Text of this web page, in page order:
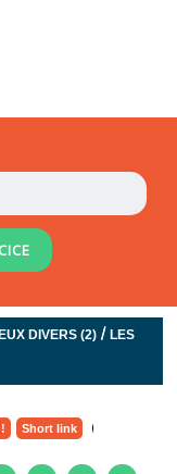
DIVERS (2) /LES
Short link